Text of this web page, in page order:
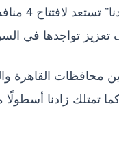
تعزيز تواجدها في
نحو 12 منفذ بيع موزعة بين